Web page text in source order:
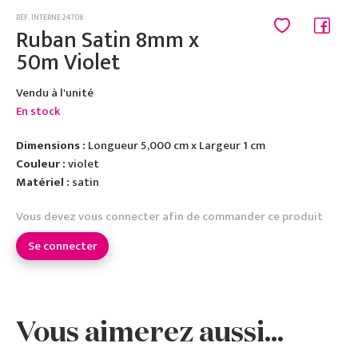
RÉF. INTERNE 24708
Ruban Satin 8mm x
50m Violet
Vendu à l'unité
En stock
Dimensions : Longueur 5,000 cm x Largeur 1 cm
Couleur :violet
Matériel : satin
Vous devez vous connecter afin de commander ce produit
Se connecter
Vous aimerez aussi...